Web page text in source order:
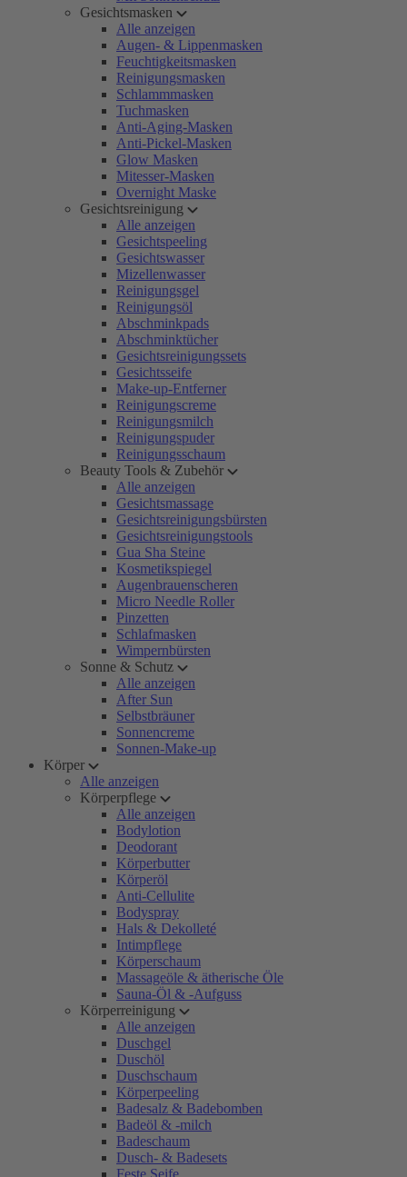
Gesichtsmasken
Alle anzeigen
Augen- & Lippenmasken
Feuchtigkeitsmasken
Reinigungsmasken
Schlammmasken
Tuchmasken
Anti-Aging-Masken
Anti-Pickel-Masken
Glow Masken
Mitesser-Masken
Overnight Maske
Gesichtsreinigung
Alle anzeigen
Gesichtspeeling
Gesichtswasser
Mizellenwasser
Reinigungsgel
Reinigungsöl
Abschminkpads
Abschminktücher
Gesichtsreinigungssets
Gesichtsseife
Make-up-Entferner
Reinigungscreme
Reinigungsmilch
Reinigungspuder
Reinigungsschaum
Beauty Tools & Zubehör
Alle anzeigen
Gesichtsmassage
Gesichtsreinigungsbürsten
Gesichtsreinigungstools
Gua Sha Steine
Kosmetikspiegel
Augenbrauenscheren
Micro Needle Roller
Pinzetten
Schlafmasken
Wimpernbürsten
Sonne & Schutz
Alle anzeigen
After Sun
Selbstbräuner
Sonnencreme
Sonnen-Make-up
Körper
Alle anzeigen
Körperpflege
Alle anzeigen
Bodylotion
Deodorant
Körperbutter
Körperöl
Anti-Cellulite
Bodyspray
Hals & Dekolleté
Intimpflege
Körperschaum
Massageöle & ätherische Öle
Sauna-Öl & -Aufguss
Körperreinigung
Alle anzeigen
Duschgel
Duschöl
Duschschaum
Körperpeeling
Badesalz & Badebomben
Badeöl & -milch
Badeschaum
Dusch- & Badesets
Feste Seife